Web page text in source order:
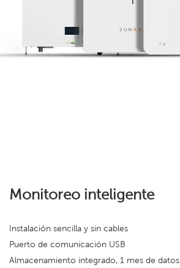
Monitoreo inteligente
Instalación sencilla y sin cables
Puerto de comunicación USB
Almacenamiento integrado, 1 mes de datos